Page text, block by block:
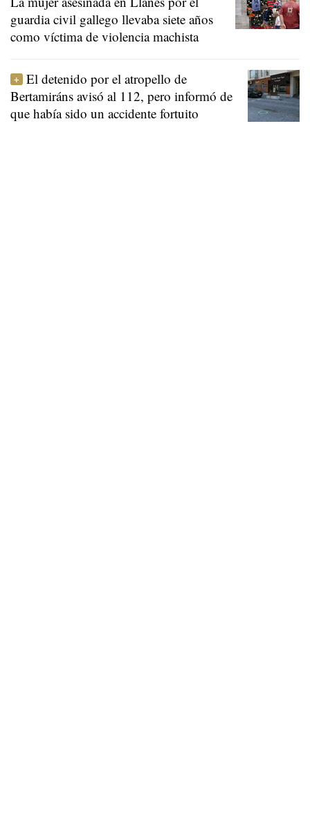
guardia civil gallego llevaba siete años
como víctima de violencia machista
El detenido por el atropello de
Bertamiráns avisó al 112, pero informó de
que había sido un accidente fortuito